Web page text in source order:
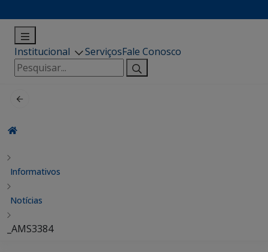
Institucional ServiçosFale Conosco
Pesquisar
por:
Informativos
Notícias
_AMS3384